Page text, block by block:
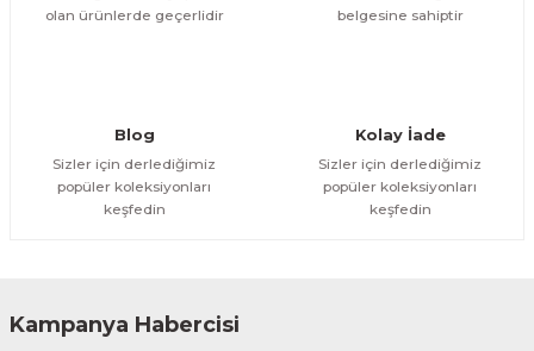
olan ürünlerde geçerlidir
belgesine sahiptir
Blog
Sizler için derlediğimiz
popüler koleksiyonları
keşfedin
Kolay İade
Sizler için derlediğimiz
popüler koleksiyonları
keşfedin
Kampanya Habercisi